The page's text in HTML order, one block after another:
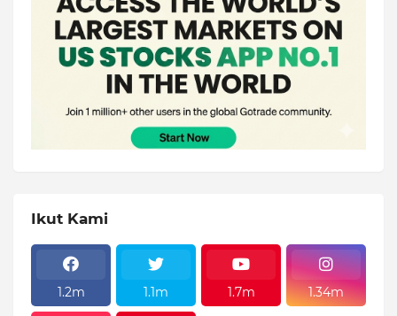
Ikut Kami
1.2m 1.1m 1.7m 1.34m